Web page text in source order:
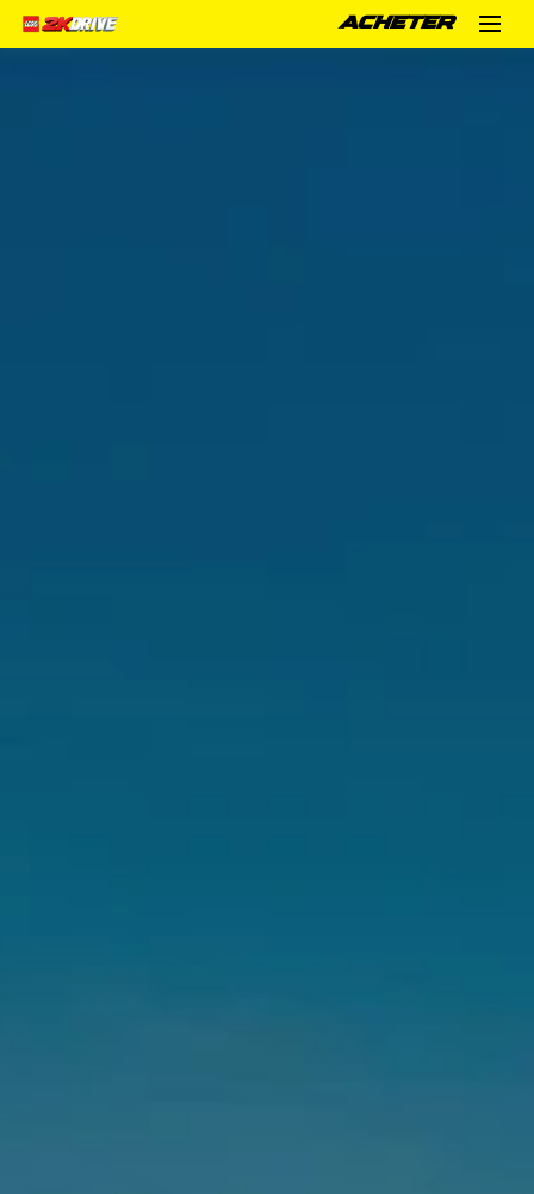
ACHETER